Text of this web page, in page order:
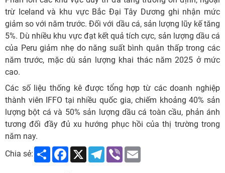
trừ Iceland và khu vực Bắc Đại Tây Dương ghi nhận mức
giảm so với năm trước. Đối với dầu cá, sản lượng lũy kế tăng
5%. Dù nhiều khu vực đạt kết quả tích cực, sản lượng dầu cá
của Peru giảm nhẹ do năng suất bình quân thấp trong các
năm trước, mặc dù sản lượng khai thác năm 2025 ở mức
cao.
Các số liệu thống kê được tổng hợp từ các doanh nghiệp
thành viên IFFO tại nhiều quốc gia, chiếm khoảng 40% sản
lượng bột cá và 50% sản lượng dầu cá toàn cầu, phản ánh
tương đối đầy đủ xu hướng phục hồi của thị trường trong
năm nay.
Chia sẻ:
Share Facebook
X Telegram
Viber